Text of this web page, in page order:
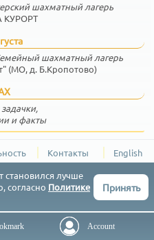
шахматный лагерь
КУРОРТ
шахматный лагерь
(МО, д. Б.Кропотово)
и факты
Контакты English
Турниров) © 2015-2026
Account
становился лучше
согласно Политике
Принять